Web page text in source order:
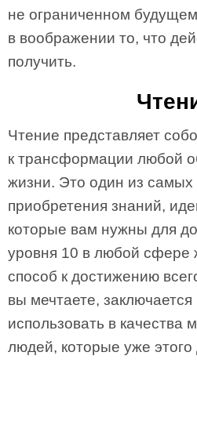
не ограниченном
в воображении то, что
получить.
Чтение представляет
к трансформации любой
жизни. Это один из
приобретения знаний,
которые вам нужны для
уровня 10 в любой сфере
способ к достижению
вы мечтаете,
использовать в качества
людей, которые уже этого